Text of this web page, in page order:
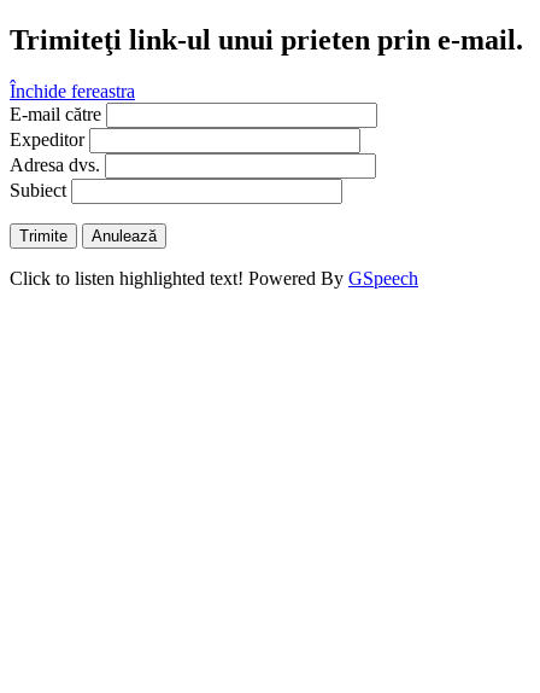
Trimiteţi link-ul unui prieten prin e-mail.
Închide fereastra
E-mail către
Expeditor
Adresa dvs.
Subiect
Trimite Anulează
Click to listen highlighted text! Powered By GSpeech